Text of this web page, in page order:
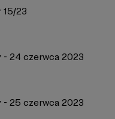
23
- 24 czerwca 2023
- 25 czerwca 2023